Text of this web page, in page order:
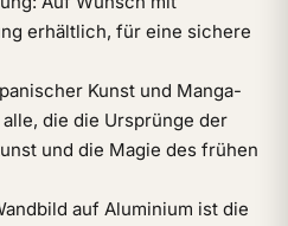
erhältlich, für eine sichere
Kunst und Manga-
die die Ursprünge der
und die Magie des frühen
auf Aluminium ist die